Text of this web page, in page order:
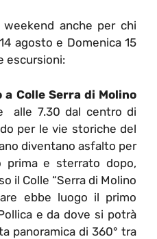
anche per chi
agosto e Domenica 15
escursioni:
a Colle Serra di Molino
alle 7.30 dal centro di
per le vie storiche del
diventano asfalto per
e sterrato dopo,
il Colle “Serra di Molino
ebbe luogo il primo
e da dove si potrà
panoramica di 360° tra